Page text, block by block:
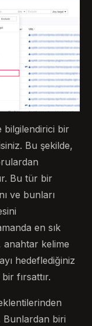
bilgilendirici bir
Bu şekilde,
Bu tür bir
ve bunları
en sık
anahtar kelime
hedeflediğiniz
fırsattır.
Bunlardan biri